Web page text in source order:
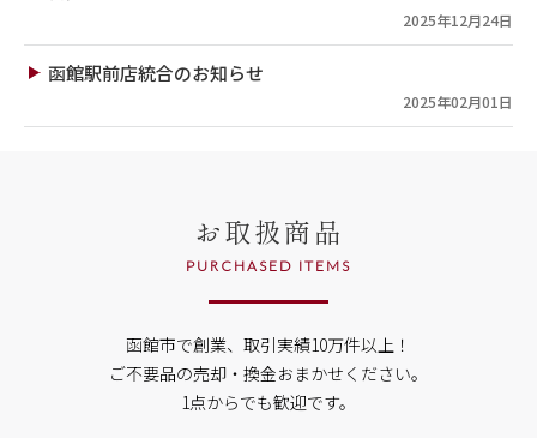
2025年12月24日
函館駅前店統合のお知らせ
2025年02月01日
お取扱商品
PURCHASED ITEMS
函館市で創業、取引実績10万件以上！
ご不要品の売却・換金おまかせください。
1点からでも歓迎です。